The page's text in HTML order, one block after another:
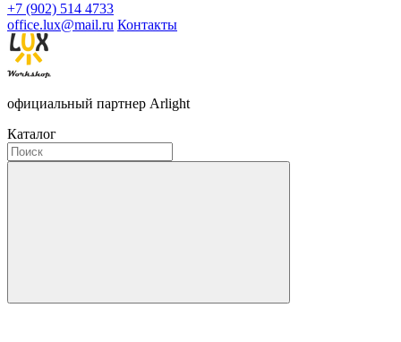
+7 (902) 514 4733
office.lux@mail.ru Контакты
официальный партнер Arlight
Каталог